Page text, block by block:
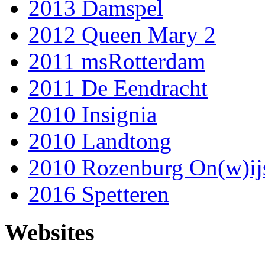
2013 Damspel
2012 Queen Mary 2
2011 msRotterdam
2011 De Eendracht
2010 Insignia
2010 Landtong
2010 Rozenburg
2016 Spetteren
Websites